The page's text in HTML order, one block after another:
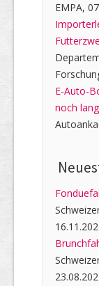
EMPA,
E-Auto-
noch